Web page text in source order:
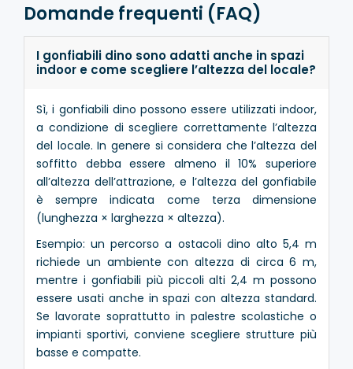
Domande frequenti (FAQ)
I gonfiabili dino sono adatti anche in spazi
indoor e come scegliere l’altezza del locale?
Sì, i gonfiabili dino possono essere utilizzati indoor,
a condizione di scegliere correttamente l’altezza
del locale. In genere si considera che l’altezza del
soffitto debba essere almeno il 10% superiore
all’altezza dell’attrazione, e l’altezza del gonfiabile
è sempre indicata come terza dimensione
(lunghezza × larghezza × altezza).
Esempio: un percorso a ostacoli dino alto 5,4 m
richiede un ambiente con altezza di circa 6 m,
mentre i gonfiabili più piccoli alti 2,4 m possono
essere usati anche in spazi con altezza standard.
Se lavorate soprattutto in palestre scolastiche o
impianti sportivi, conviene scegliere strutture più
basse e compatte.